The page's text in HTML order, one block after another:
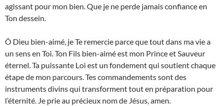
agissant pour mon bien. Que je ne perde jamais confiance en
Ton dessein.
Ô Dieu bien-aimé, je Te remercie parce que tout dans ma vie a
un sens en Toi. Ton Fils bien-aimé est mon Prince et Sauveur
éternel. Ta puissante Loi est un fondement qui soutient chaque
étape de mon parcours. Tes commandements sont des
instruments divins qui transforment tout en préparation pour
l’éternité. Je prie au précieux nom de Jésus, amen.